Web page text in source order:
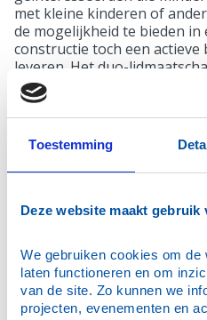
Toestemming
Deze website maakt gebruik
We gebruiken cookies om
laten functioneren en om
van de site. Zo kunnen we
projecten, evenementen en
met kleine kinderen of
de mogelijkheid te bieden
constructie toch een
leveren. Het duo-
personen die op één adres
onder één
voordeel dat de
worden.
Tijdens de bijeenkomsten is
en bedrijfsbezoeken.
en hun ervaringen zijn